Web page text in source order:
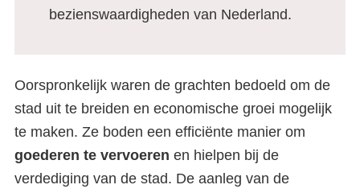
bezienswaardigheden van Nederland.
Oorspronkelijk waren de grachten bedoeld om de
stad uit te breiden en economische groei mogelijk
te maken. Ze boden een efficiënte manier om
goederen te vervoeren en hielpen bij de
verdediging van de stad. De aanleg van de